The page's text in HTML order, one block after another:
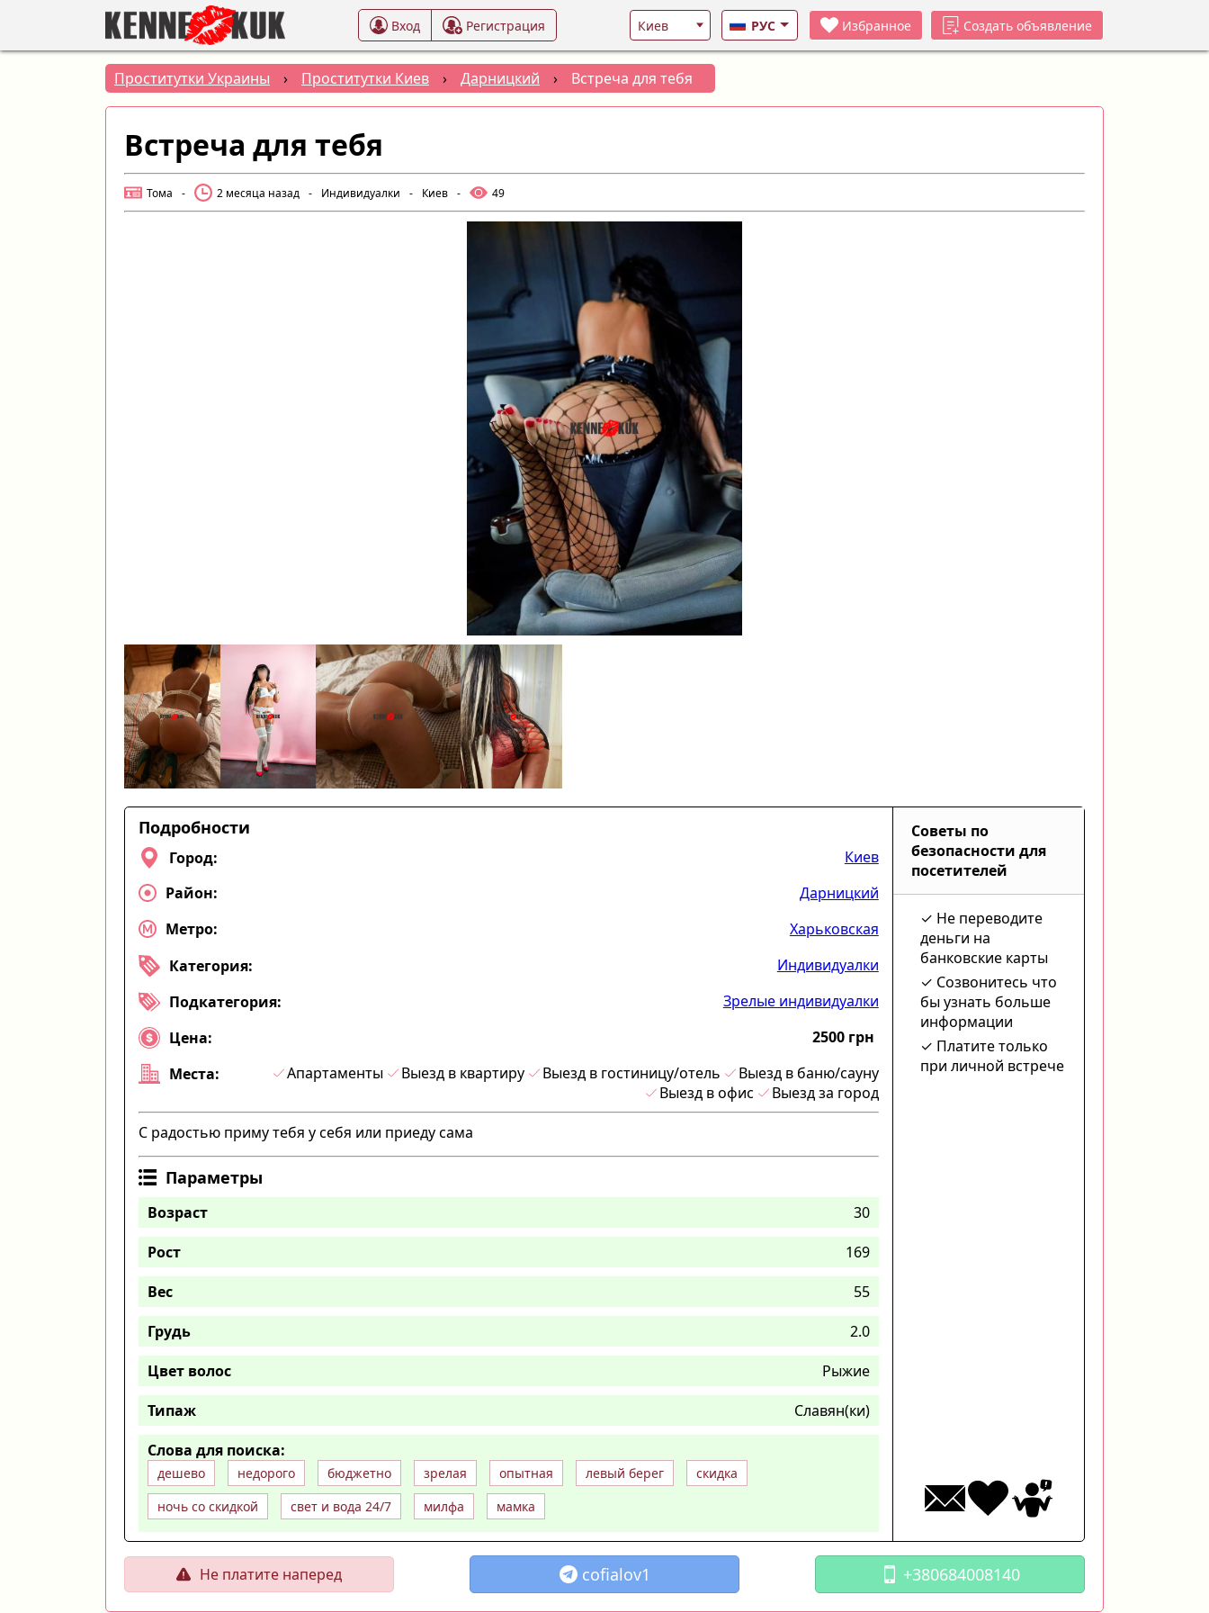
Вход Регистрация РУС Избранное Создать объявление
Проститутки Украины › Проститутки Киев › Дарницкий › Встреча для тебя
Встреча для тебя
Тома - 2 месяца назад - Индивидуалки - Киев - 49
Подробности
Город:
Киев
Район:
Дарницкий
Метро:
Харьковская
Категория:
Индивидуалки
Подкатегория:
Зрелые индивидуалки
Цена:
2500 грн
Места:
Апартаменты Выезд в квартиру Выезд в гостиницу/отель
Выезд в баню/сауну
Выезд в офис
Выезд за город
С радостью приму тебя у себя или приеду сама
Параметры
Возраст
30
Рост
169
Вес
55
Грудь
2.0
Цвет волос
Рыжие
Типаж
Славян(ки)
Слова для поиска:
дешево недорого бюджетно зрелая опытная левый берег
скидка
ночь со скидкой
свет и вода 24/7 милфа мамка
Советы по
безопасности для
посетителей
Не переводите
деньги на
банковские карты
Созвонитесь что
бы узнать больше
информации
Платите только
при личной встрече
Не платите наперед cofialov1 +380684008140